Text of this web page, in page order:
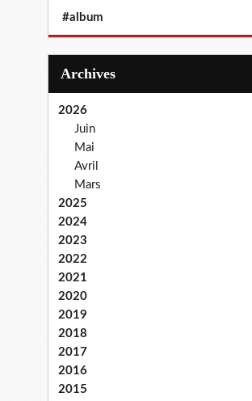
#album
Archives
2026
Juin
Mai
Avril
Mars
2025
2024
2023
2022
2021
2020
2019
2018
2017
2016
2015